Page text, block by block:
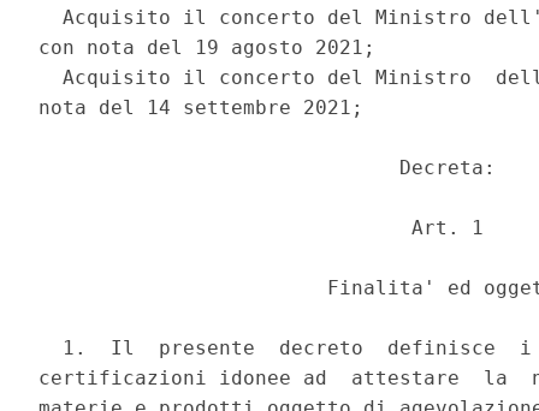
Acquisito il concerto del Ministro
con nota del 19 agosto 2021;
Acquisito il concerto del Ministro
nota del 14 settembre 2021;
                              Decreta:
                               Art. 1
Finalita' ed
1.  Il  presente  decreto  definisce
certificazioni idonee ad  attestare  la